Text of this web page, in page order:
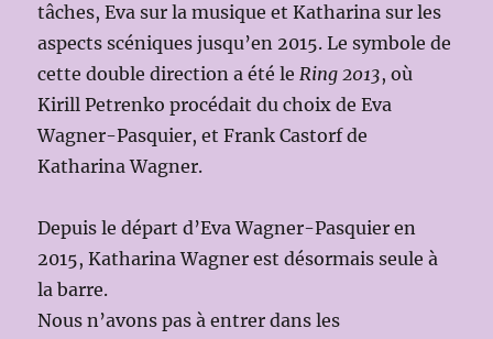
tâches, Eva sur la musique et Katharina sur les
aspects scéniques jusqu’en 2015. Le symbole de
cette double direction a été leRing 2013, où
Kirill Petrenko procédait du choix de Eva
Wagner-Pasquier, et Frank Castorf de
Katharina Wagner.
Depuis le départ d’Eva Wagner-Pasquier en
2015, Katharina Wagner est désormais seule à
la barre.
Nous n’avons pas à entrer dans les